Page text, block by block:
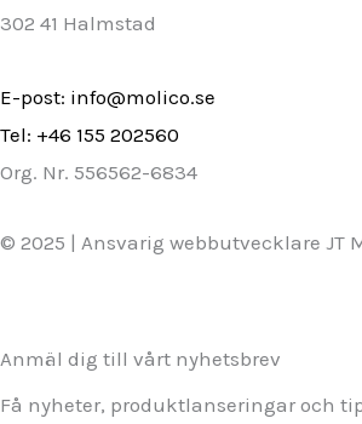
302 41 Halmstad
E-post: info@molico.se
Tel: +46 155 202560
Org. Nr. 556562-6834
© 2025 | Ansvarig webbutvecklare JT
Anmäl dig till vårt nyhetsbrev
Få nyheter, produktlanseringar och